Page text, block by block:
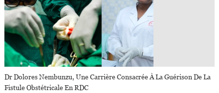
Dr Dolores Nembunzu, Une Carrière Consacrée À La Guérison De La
Fistule Obstétricale En RDC